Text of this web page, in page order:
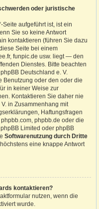
oder juristische
Seite aufgeführt ist, ist ein
Sie so keine Antwort
kontaktieren (führen Sie dazu
Seite bei einem
funpic.de usw. liegt — den
Dienstes. Bitte beachten
Deutschland e. V.
Benutzung oder den oder die
in keiner Weise zur
Kontaktieren Sie daher nie
in Zusammenhang mit
Haftungsfragen
phpbb.de oder die
Limited oder phpBB
Softwarenutzung durch Dritte
eine knappe Antwort
kontaktieren?
nutzen, wenn die
wurde.